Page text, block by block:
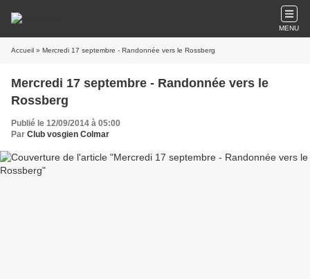
MENU
Accueil » Mercredi 17 septembre - Randonnée vers le Rossberg
Mercredi 17 septembre - Randonnée vers le
Rossberg
Publié le 12/09/2014 à 05:00
Par Club vosgien Colmar